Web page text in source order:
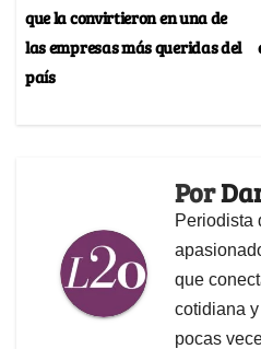
que la convirtieron en una de
las empresas más queridas del
país
Por
Periodista
que
cotidiana
pocas